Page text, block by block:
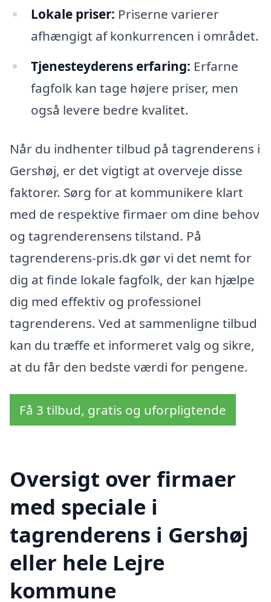
Lokale priser: Priserne varierer
afhængigt af konkurrencen i området.
Tjenesteyderens erfaring: Erfarne
fagfolk kan tage højere priser, men
også levere bedre kvalitet.
Når du indhenter tilbud på tagrenderens i
Gershøj, er det vigtigt at overveje disse
faktorer. Sørg for at kommunikere klart
med de respektive firmaer om dine behov
og tagrenderensens tilstand. På
tagrenderens-pris.dk gør vi det nemt for
dig at finde lokale fagfolk, der kan hjælpe
dig med effektiv og professionel
tagrenderens. Ved at sammenligne tilbud
kan du træffe et informeret valg og sikre,
at du får den bedste værdi for pengene.
Få 3 tilbud, gratis og uforpligtende
Oversigt over firmaer
med speciale i
tagrenderens i Gershøj
eller hele Lejre
kommune